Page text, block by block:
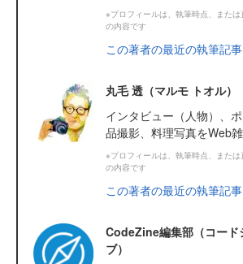
※プロフィールは、執筆時点、また
の内容です
この著者の最近の執筆記事
丸毛 透（マルモ トオル）
インタビュー（人物）、
品撮影、料理写真をWeb雑
※プロフィールは、執筆時点、また
の内容です
この著者の最近の執筆記事
CodeZine編集部（コード
ブ）